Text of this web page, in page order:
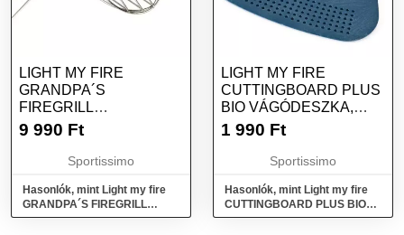
LIGHT MY FIRE
GRANDPA´S
FIREGRILL
GRILLRÁCS, EZÜST,
9 990 Ft
Sportissimo
Hasonlók, mint Light my fire
GRANDPA´S FIREGRILL
Grillrács, ezüst, méret
LIGHT MY FIRE
CUTTINGBOARD PLUS
BIO VÁGÓDESZKA,
KÉK, MÉRET
1 990 Ft
Sportissimo
Hasonlók, mint Light my fire
CUTTINGBOARD PLUS BIO
Vágódeszka, kék, méret